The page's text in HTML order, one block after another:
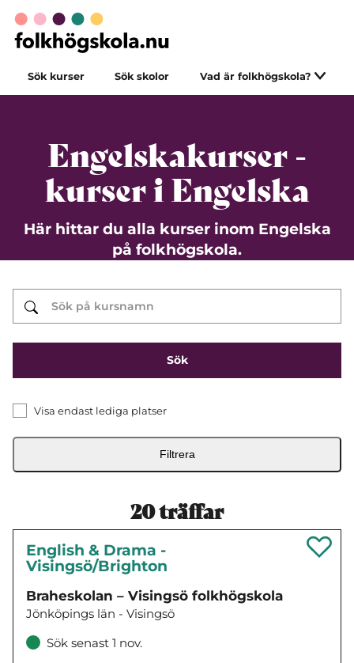
Sök kurser Sök skolor Vad är folkhögskola?
Engelskakurser -
kurser i Engelska
Här hittar du alla kurser inom Engelska
på folkhögskola.
Visa endast lediga platser
Filtrera
20träffar
English & Drama -
Visingsö/Brighton
Braheskolan – Visingsö folkhögskola
Jönköpings län - Visingsö
Sök senast 1 nov.